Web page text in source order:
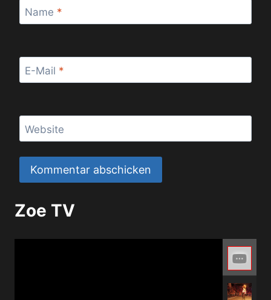
Name *
E-Mail *
Website
Zoe TV